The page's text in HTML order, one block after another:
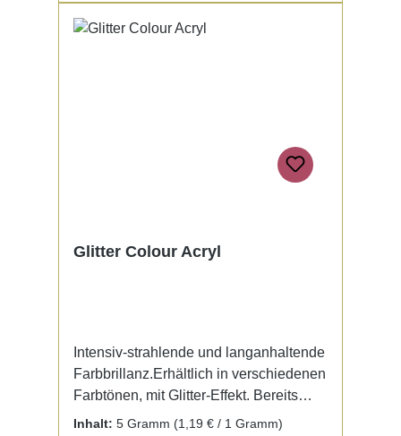
Glitter Colour Acryl
Intensiv-strahlende und langanhaltende
Farbbrillanz.Erhältlich in verschiedenen
Farbtönen, mit Glitter-Effekt. Bereits
fertig zur Benutzung mit Liquid. Kein
Inhalt: 5 Gramm (1,19 € / 1 Gramm)